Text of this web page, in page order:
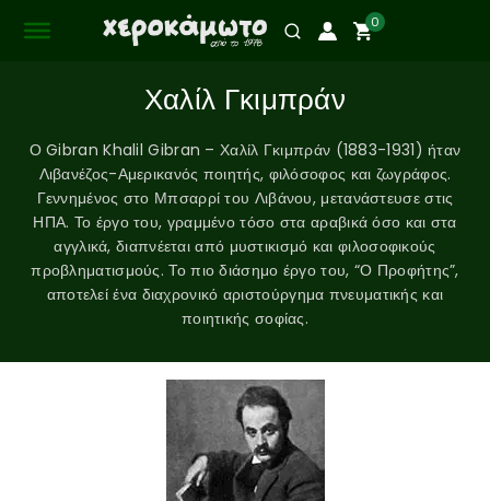
0
Χαλίλ Γκιμπράν
Ο Gibran Khalil Gibran – Χαλίλ Γκιμπράν (1883-1931) ήταν
Λιβανέζος-Αμερικανός ποιητής, φιλόσοφος και ζωγράφος.
Γεννημένος στο Μπσαρρί του Λιβάνου, μετανάστευσε στις
ΗΠΑ. Το έργο του, γραμμένο τόσο στα αραβικά όσο και στα
αγγλικά, διαπνέεται από μυστικισμό και φιλοσοφικούς
προβληματισμούς. Το πιο διάσημο έργο του, “Ο Προφήτης”,
αποτελεί ένα διαχρονικό αριστούργημα πνευματικής και
ποιητικής σοφίας.